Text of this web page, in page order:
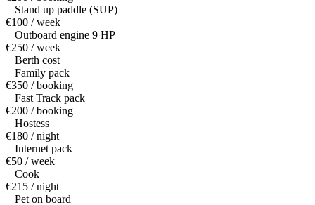
Stand up paddle (SUP)
€100 / week
Outboard engine 9 HP
€250 / week
Berth cost
Family pack
€350 / booking
Fast Track pack
€200 / booking
Hostess
€180 / night
Internet pack
€50 / week
Cook
€215 / night
Pet on board